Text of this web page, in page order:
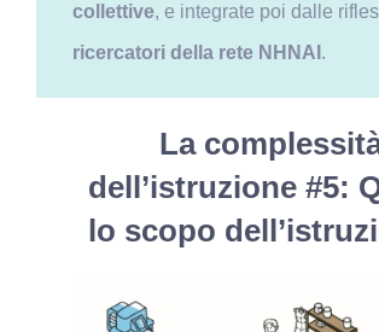
collettive, e integrate poi dalle
ricercatori della rete NHNAI .
La
dell’istruzione #5:
lo scopo